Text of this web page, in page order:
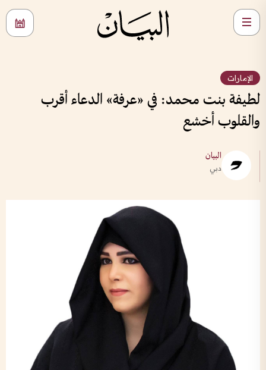
الإمارات
لطيفة بنت محمد: في «عرفة» الدعاء أقرب
والقلوب أخشع
البيان
دبي